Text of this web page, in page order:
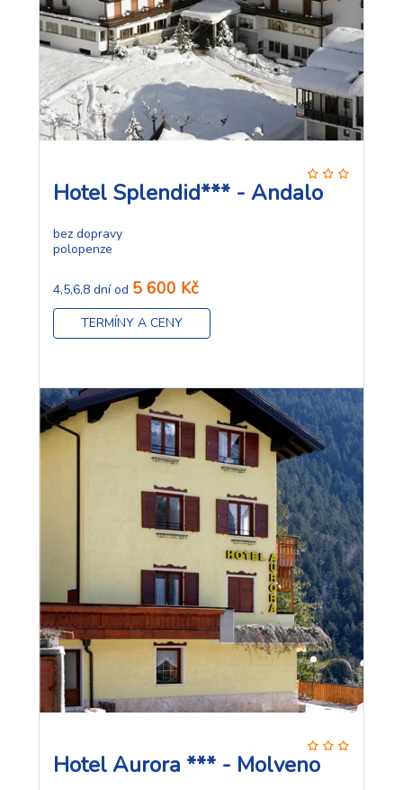
Hotel Splendid*** - Andalo
bez dopravy
polopenze
4,5,6,8 dní od 5 600 Kč
TERMÍNY A CENY
Hotel Aurora *** - Molveno